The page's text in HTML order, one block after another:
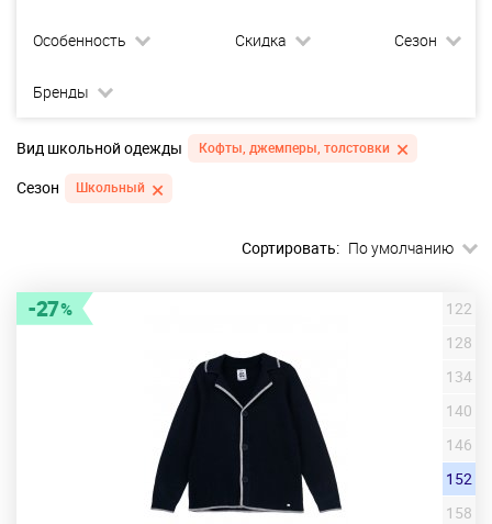
Особенность Скидка Сезон
Бренды
Вид школьной одежды Кофты, джемперы, толстовки
Сезон Школьный
Сортировать: По умолчанию
27
122
128
134
140
146
152
158